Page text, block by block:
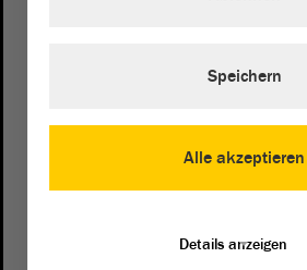
Alle akzeptieren
Speichern
Details anzeigen